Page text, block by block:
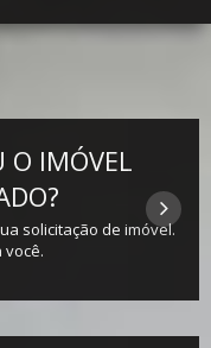
O IMÓVEL
solicitação de imóvel.